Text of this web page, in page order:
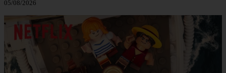
05/08/2026